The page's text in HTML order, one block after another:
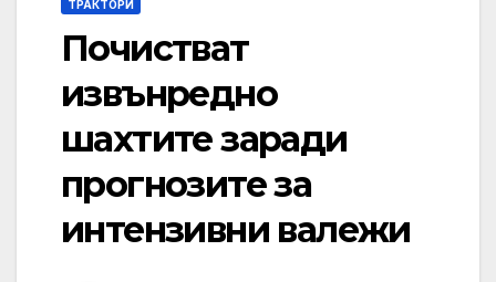
ТРАКТОРИ
Почистват
извънредно
шахтите заради
прогнозите за
интензивни валежи